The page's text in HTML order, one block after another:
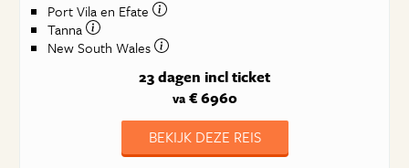
Port Vila en Efate
Tanna
New South Wales
23 dagen incl ticket
va€ 6960
BEKIJK DEZE REIS